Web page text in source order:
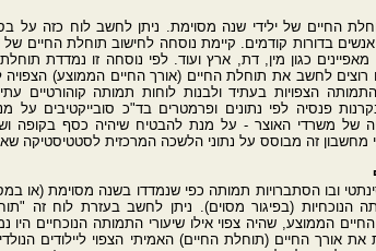
החיים של ילידי שנה מסוימת. ניתן לחשב לוח כזה על
בדורות קודמים. קיימת נוסחה לחישוב תוחלת החיים
כגון מין, דת, ארץ ועוד. לפי נוסחה זו נמדדת
לחשב את תוחלת החיים (אורך החיים הממוצע) הצפויה
הצפויות בעתיד ולבנות לוחות תמותה קוהורטיים
פנסיה לפי נתונים ופרמטרים בד"כ סובייקטיבים על
של משרדי האוצר - על מנת להבטיח שיהיה כסף בקופה
כי מחשבון זה מבוסס על נתוני הלשכה המרכזית לסטטיסטיקה
ובו הסתברויות תמותה כפי שנמדדו בשנה מסוימת (או
הנוכחיות (בפיגור מסוים). ניתן לחשב בעזרת לוח זה
הממוצע, שהיה צפוי אילו שיעורי התמותה הנוכחיים היו
אורך החיים (תוחלת החיים) האמיתי הצפוי ליילודים